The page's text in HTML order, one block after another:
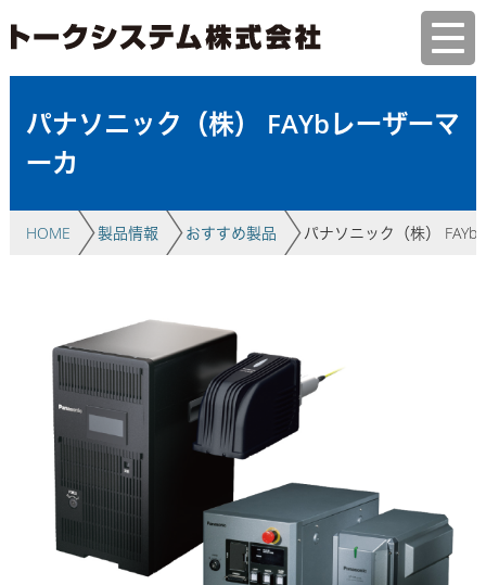
パナソニック（株） FAYbレーザーマ
ーカ
HOME 製品情報 おすすめ製品 パナソニック（株） FAYb